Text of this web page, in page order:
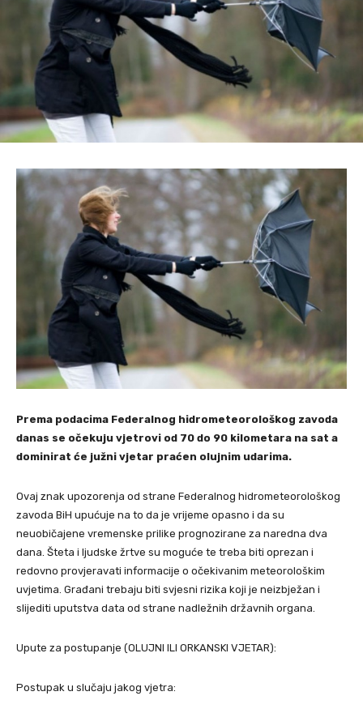
Prema podacima Federalnog hidrometeorološkog zavoda
danas se očekuju vjetrovi od 70 do 90 kilometara na sat a
dominirat će južni vjetar praćen olujnim udarima.
Ovaj znak upozorenja od strane Federalnog hidrometeorološkog
zavoda BiH upućuje na to da je vrijeme opasno i da su
neuobičajene vremenske prilike prognozirane za naredna dva
dana. Šteta i ljudske žrtve su moguće te treba biti oprezan i
redovno provjeravati informacije o očekivanim meteorološkim
uvjetima. Građani trebaju biti svjesni rizika koji je neizbježan i
slijediti uputstva data od strane nadležnih državnih organa.
Upute za postupanje (OLUJNI ILI ORKANSKI VJETAR):
Postupak u slučaju jakog vjetra: